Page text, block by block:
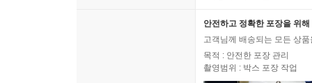
안전하고 정확한 포장을 위
고객님께 배송되는 모든 상
목적 : 안전한 포장 관리
촬영범위 : 박스 포장 작업